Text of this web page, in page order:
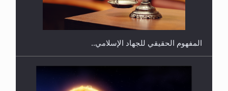
المحجبات؟
المفهوم الحقيقي للجهاد الإسلامي..